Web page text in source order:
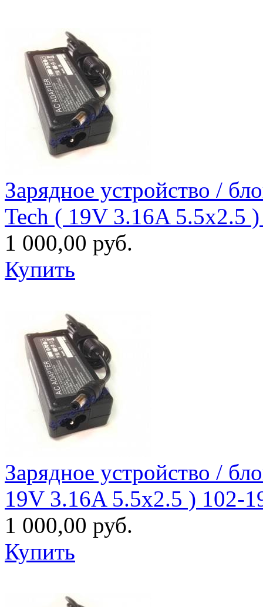
Зарядное уcтройство /
Tech ( 19V 3.16A 5.5x2.5
1 000,00 руб.
Купить
Зарядное уcтройство /
19V 3.16A 5.5x2.5 ) 102-
1 000,00 руб.
Купить